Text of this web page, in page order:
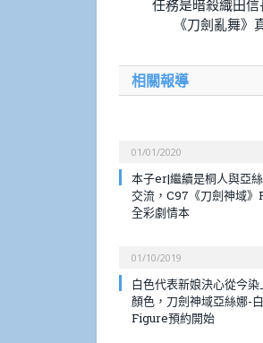
任務是暗殺織田
《刀劍亂舞》
相關報導
01/01/2020
本子er|繼續是桐人與亞
交流，C97《刀劍神域》
全彩劇情本
01/10/2019
白色代表新娘決心從今染
顏色，刀劍神域亞絲娜-
Figure預約開始